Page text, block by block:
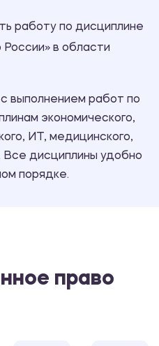
работу по дисциплине
в области
выполнением работ по
экономического,
ИТ, медицинского,
Все дисциплины удобно
порядке.
право